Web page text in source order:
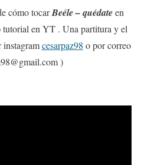
cómo tocarBeéle – quédateen
en YT . Una partitura y el
cesarpaz98 o por correo
)